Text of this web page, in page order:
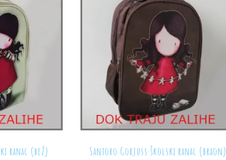
ranac (bež) Santoro Gorjuss školski ranac (braon)